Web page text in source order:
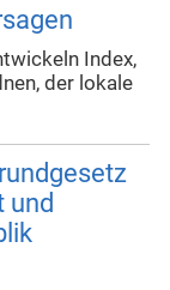
Index,
der lokale
und